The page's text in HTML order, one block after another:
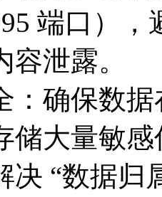
端口）
泄露。
：确保数
储大量敏
决 “数据归